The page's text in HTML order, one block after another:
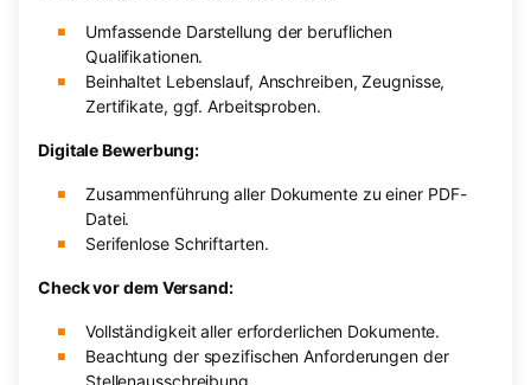
Umfassende Darstellung der beruflichen
Qualifikationen.
Beinhaltet Lebenslauf, Anschreiben, Zeugnisse,
Zertifikate, ggf. Arbeitsproben.
Digitale Bewerbung:
Zusammenführung aller Dokumente zu einer PDF-
Datei.
Serifenlose Schriftarten.
Check vor dem Versand:
Vollständigkeit aller erforderlichen Dokumente.
Beachtung der spezifischen Anforderungen der